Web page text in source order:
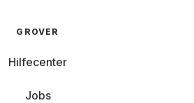
GROVER
Hilfecenter
Jobs